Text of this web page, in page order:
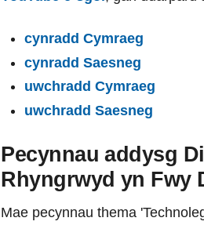
cynradd Cymraeg
cynradd Saesneg
uwchradd Cymraeg
uwchradd Saesneg
Pecynnau addysg
Rhyngrwyd yn Fwy
Mae pecynnau thema